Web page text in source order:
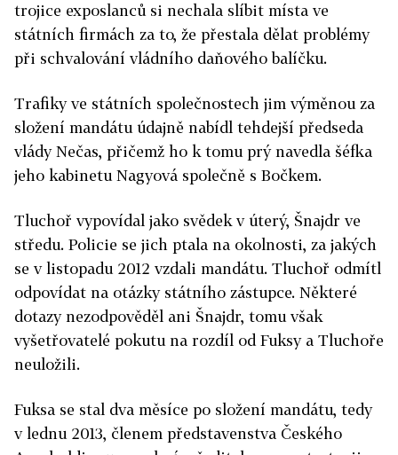
trojice exposlanců si nechala slíbit místa ve
státních firmách za to, že přestala dělat problémy
při schvalování vládního daňového balíčku.
Trafiky ve státních společnostech jim výměnou za
složení mandátu údajně nabídl tehdejší předseda
vlády Nečas, přičemž ho k tomu prý navedla šéfka
jeho kabinetu Nagyová společně s Bočkem.
Tluchoř vypovídal jako svědek v úterý, Šnajdr ve
středu. Policie se jich ptala na okolnosti, za jakých
se v listopadu 2012 vzdali mandátu. Tluchoř odmítl
odpovídat na otázky státního zástupce. Některé
dotazy nezodpověděl ani Šnajdr, tomu však
vyšetřovatelé pokutu na rozdíl od Fuksy a Tluchoře
neuložili.
Fuksa se stal dva měsíce po složení mandátu, tedy
v lednu 2013, členem představenstva Českého